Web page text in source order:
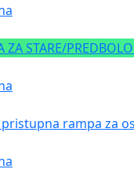
ZA STARE/
rampa za